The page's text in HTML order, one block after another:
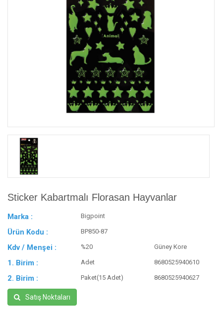
Sticker Kabartmalı Florasan Hayvanlar
Marka : Bigpoint
Ürün Kodu : BP850-87
Kdv / Menşei : %20 Güney Kore
1. Birim : Adet 8680525940610
2. Birim : Paket(15 Adet) 8680525940627
Satış Noktaları